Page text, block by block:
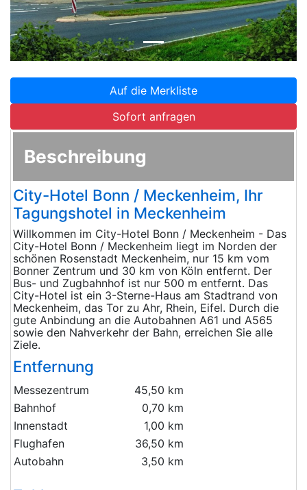
Auf die Merkliste
Sofort anfragen
Beschreibung
City-Hotel Bonn / Meckenheim, Ihr
Tagungshotel in Meckenheim
Willkommen im City-Hotel Bonn / Meckenheim - Das
City-Hotel Bonn / Meckenheim liegt im Norden der
schönen Rosenstadt Meckenheim, nur 15 km vom
Bonner Zentrum und 30 km von Köln entfernt. Der
Bus- und Zugbahnhof ist nur 500 m entfernt. Das
City-Hotel ist ein 3-Sterne-Haus am Stadtrand von
Meckenheim, das Tor zu Ahr, Rhein, Eifel. Durch die
gute Anbindung an die Autobahnen A61 und A565
sowie den Nahverkehr der Bahn, erreichen Sie alle
Ziele.
Entfernung
Messezentrum
45,50 km
Bahnhof
0,70 km
Innenstadt
1,00 km
Flughafen
36,50 km
Autobahn
3,50 km